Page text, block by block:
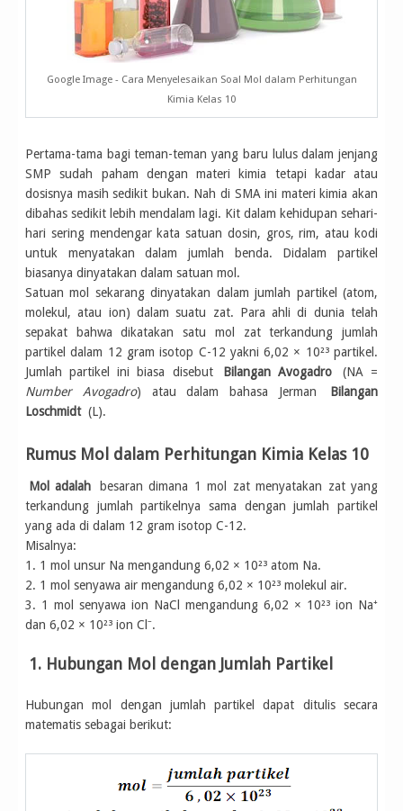
Google Image - Cara Menyelesaikan Soal Mol dalam Perhitungan
Kimia Kelas 10
Pertama-tama bagi teman-teman yang baru lulus dalam jenjang
SMP sudah paham dengan materi kimia tetapi kadar atau
dosisnya masih sedikit bukan. Nah di SMA ini materi kimia akan
dibahas sedikit lebih mendalam lagi. Kit dalam kehidupan sehari-
hari sering mendengar kata satuan dosin, gros, rim, atau kodi
untuk menyatakan dalam jumlah benda. Didalam partikel
biasanya dinyatakan dalam satuan mol.
Satuan mol sekarang dinyatakan dalam jumlah partikel (atom,
molekul, atau ion) dalam suatu zat. Para ahli di dunia telah
sepakat bahwa dikatakan satu mol zat terkandung jumlah
partikel dalam 12 gram isotop C-12 yakni 6,02 × 10²³ partikel.
Jumlah partikel ini biasa disebut
Bilangan Avogadro
(NA =
Number Avogadro) atau dalam bahasa Jerman
Bilangan
Loschmidt (L).
Rumus Mol dalam Perhitungan Kimia Kelas 10
Mol adalah
besaran dimana 1 mol zat menyatakan zat yang
terkandung jumlah partikelnya sama dengan jumlah partikel
yang ada di dalam 12 gram isotop C-12.
Misalnya:
1. 1 mol unsur Na mengandung 6,02 × 10²³ atom Na.
2. 1 mol senyawa air mengandung 6,02 × 10²³ molekul air.
3. 1 mol senyawa ion NaCl mengandung 6,02 × 10²³ ion Na⁺
dan 6,02 × 10²³ ion Cl⁻.
1. Hubungan Mol dengan Jumlah Partikel
Hubungan mol dengan jumlah partikel dapat ditulis secara
matematis sebagai berikut: